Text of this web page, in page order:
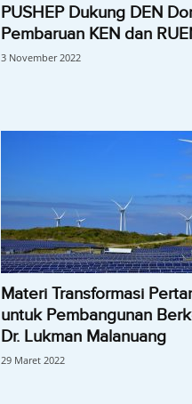
PUSHEP Dukung DEN
Pembaruan KEN dan
3 November 2022
Materi Transformasi
untuk Pembangunan
Dr. Lukman Malanuang
29 Maret 2022